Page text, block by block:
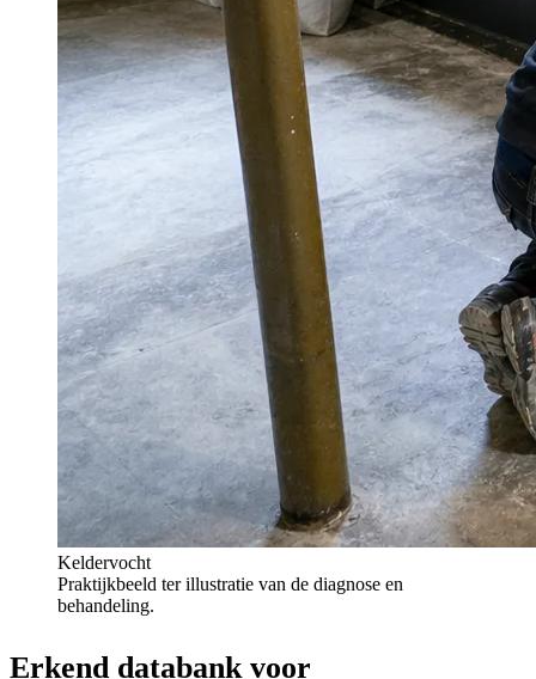
Keldervocht
Praktijkbeeld ter illustratie van de diagnose en
behandeling.
Erkend databank voor